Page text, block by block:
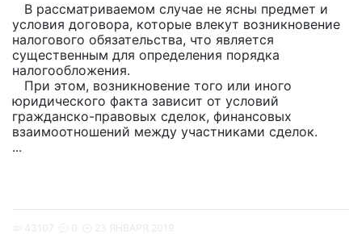
В рассматриваемом случае не ясны предмет и
условия договора, которые влекут возникновение
налогового обязательства, что является
существенным для определения порядка
налогообложения.
При этом, возникновение того или иного
юридического факта зависит от условий
гражданско-правовых сделок, финансовых
взаимоотношений между участниками сделок.
...